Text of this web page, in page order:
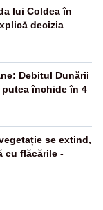
lui Coldea în
decizia
Debitul Dunării
închide în 4
se extind,
cu flăcările -